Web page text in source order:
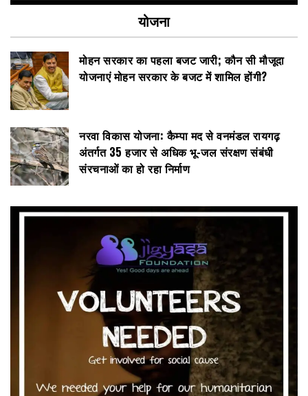
योजना
मोहन सरकार का पहला बजट जारी; कौन सी मौजूदा
योजनाएं मोहन सरकार के बजट में शामिल होंगी?
नरवा विकास योजना: कैम्पा मद से वनमंडल रायगढ़
अंतर्गत 35 हजार से अधिक भू-जल संरक्षण संबंधी
संरचनाओं का हो रहा निर्माण